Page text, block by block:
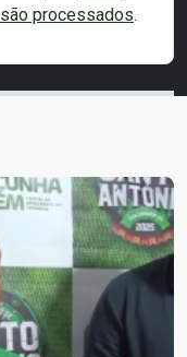
processados.